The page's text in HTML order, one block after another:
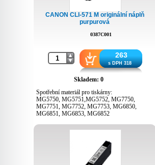
CANON CLI-571 M originální náplň
purpurová
0387C001
263
s DPH 318
Skladem: 0
Spotřební materiál pro tiskárny:
MG5750, MG5751,MG5752, MG7750,
MG7751, MG7752, MG7753, MG6850,
MG6851, MG6853, MG6852